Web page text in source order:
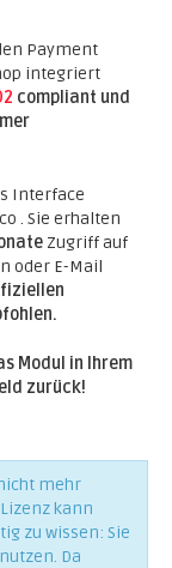
Payment
integriert
compliant und
Interface
. Sie erhalten
Zugriff auf
oder E-Mail
Modul in Ihrem
zurück!
mehr
kann
zu wissen: Sie
Da